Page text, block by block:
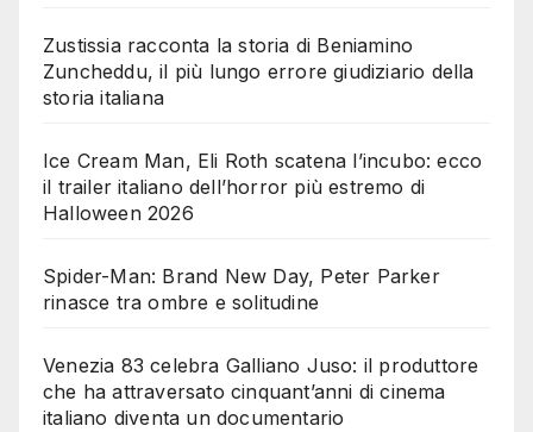
Zustissia racconta la storia di Beniamino
Zuncheddu, il più lungo errore giudiziario della
storia italiana
Ice Cream Man, Eli Roth scatena l’incubo: ecco
il trailer italiano dell’horror più estremo di
Halloween 2026
Spider-Man: Brand New Day, Peter Parker
rinasce tra ombre e solitudine
Venezia 83 celebra Galliano Juso: il produttore
che ha attraversato cinquant’anni di cinema
italiano diventa un documentario